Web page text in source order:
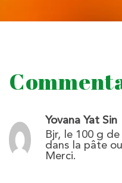
Yovana Yat Sin
Bjr, le 100 g
dans la pâte
Merci.